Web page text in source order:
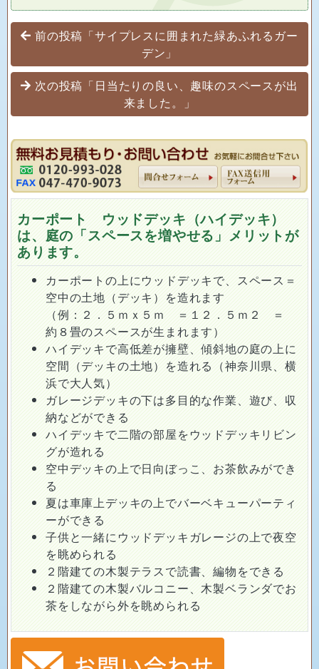
投稿ナビゲーション
前の投稿「サイプレスに囲まれた緑あふれるガー
デン」
次の投稿「日当たりの良い、趣味のスペースが出
来ました。」
カーポート ウッドデッキ（ハイデッキ）
は、庭の「スペースを増やせる」メリットが
あります。
カーポートの上にウッドデッキで、スペース＝
空中の土地（デッキ）を造れます
（例：２．５ｍｘ５ｍ ＝１２．５ｍ２ ＝
約８畳のスペースが生まれます）
ハイデッキで高低差が擁壁、傾斜地の庭の上に
空間（デッキの土地）を造れる（神奈川県、横
浜で大人気）
ガレージデッキの下は多目的な作業、遊び、収
納などができる
ハイデッキで二階の部屋をウッドデッキリビン
グが造れる
空中デッキの上で日向ぼっこ、お茶飲みができ
る
夏は車庫上デッキの上でバーベキューパーティ
ーができる
子供と一緒にウッドデッキガレージの上で夜空
を眺められる
２階建ての木製テラスで読書、編物をできる
２階建ての木製バルコニー、木製ベランダでお
茶をしながら外を眺められる